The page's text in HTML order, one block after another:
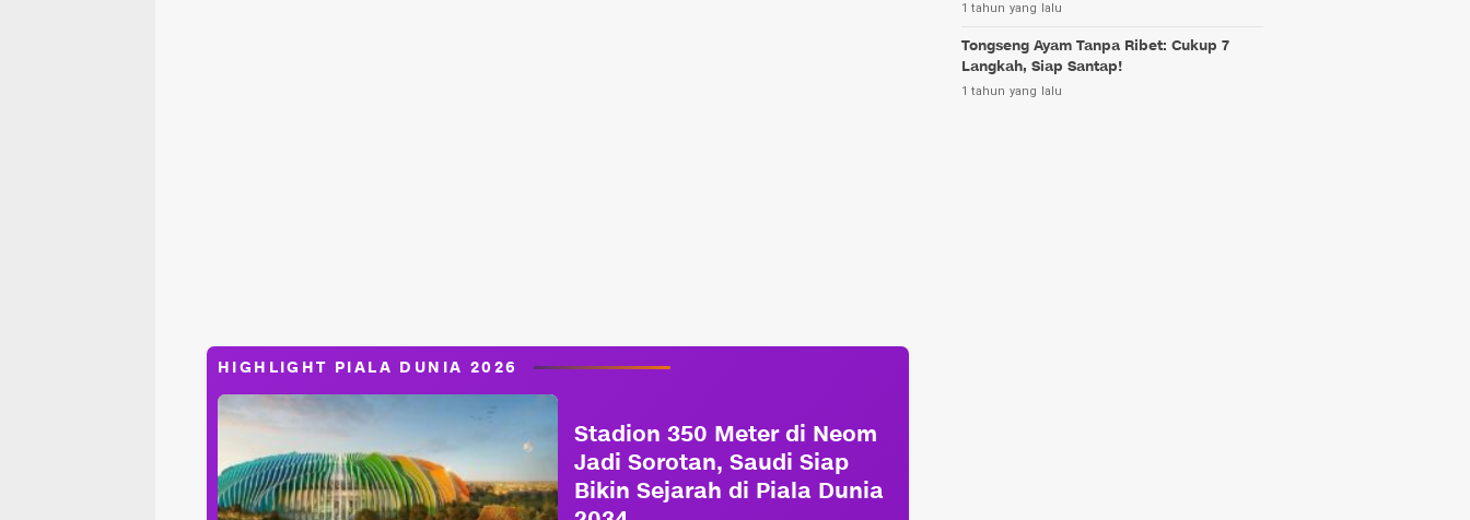
HIGHLIGHT PIALA DUNIA 2026
Stadion 350 Meter di Neom
Jadi Sorotan, Saudi Siap
Bikin Sejarah di Piala Dunia
1 tahun yang lalu
Tongseng Ayam Tanpa Ribet: Cukup 7
Langkah, Siap Santap!
1 tahun yang lalu